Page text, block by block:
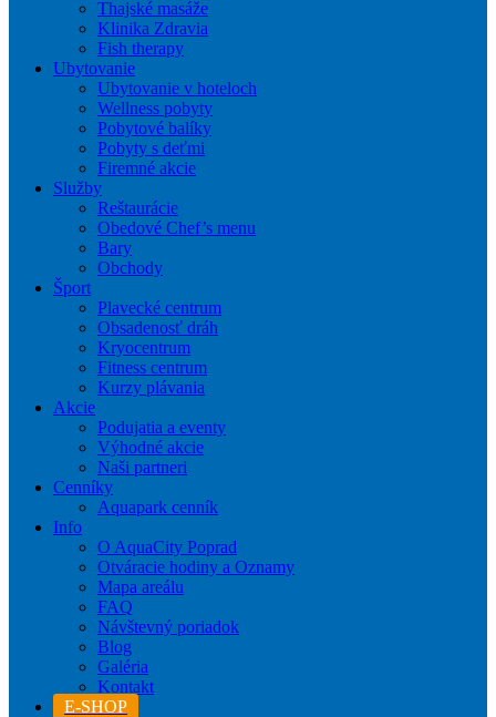
Thajské masáže
Klinika Zdravia
Fish therapy
Ubytovanie
Ubytovanie v hoteloch
Wellness pobyty
Pobytové balíky
Pobyty s deťmi
Firemné akcie
Služby
Reštaurácie
Obedové Chef’s menu
Bary
Obchody
Šport
Plavecké centrum
Obsadenosť dráh
Kryocentrum
Fitness centrum
Kurzy plávania
Akcie
Podujatia a eventy
Výhodné akcie
Naši partneri
Cenníky
Aquapark cenník
Info
O AquaCity Poprad
Otváracie hodiny a Oznamy
Mapa areálu
FAQ
Návštevný poriadok
Blog
Galéria
Kontakt
E-SHOP